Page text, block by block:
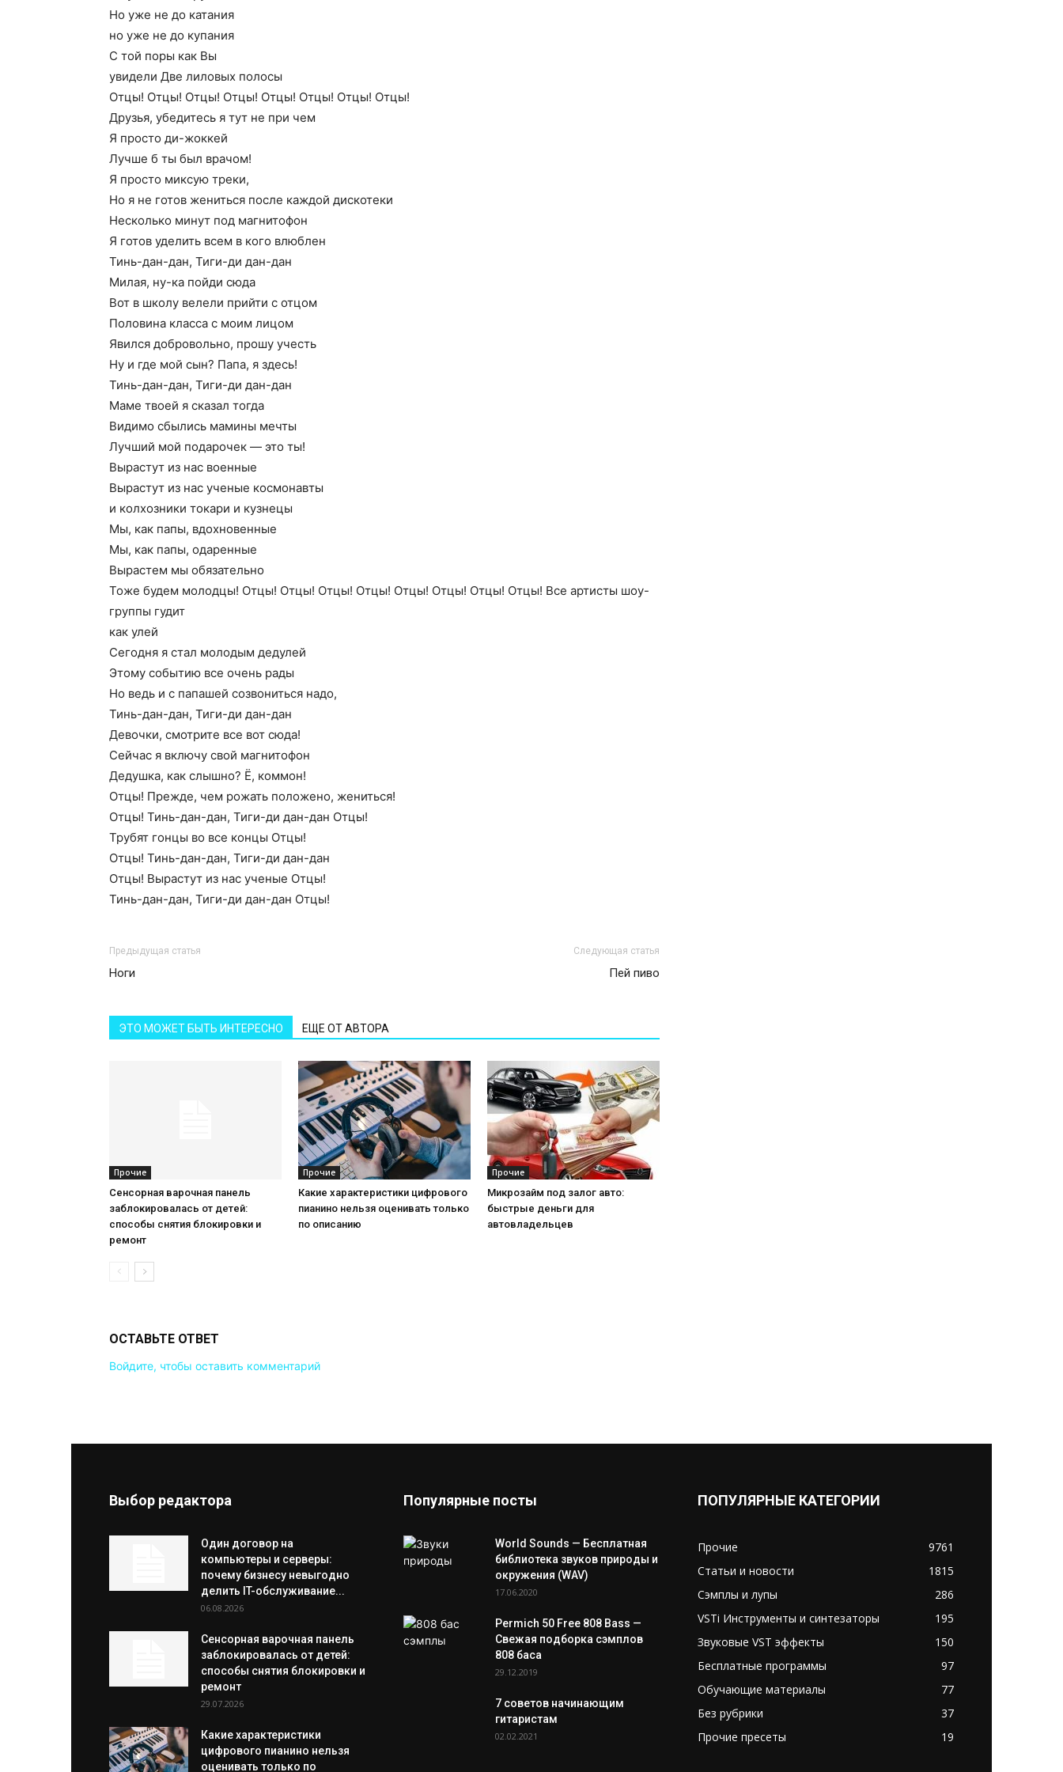
Но уже не до катания
но уже не до купания
С той поры как Вы
увидели Две лиловых полосы
Отцы! Отцы! Отцы! Отцы! Отцы! Отцы! Отцы! Отцы!
Друзья, убедитесь я тут не при чем
Я просто ди-жоккей
Лучше б ты был врачом!
Я просто миксую треки,
Но я не готов жениться после каждой дискотеки
Несколько минут под магнитофон
Я готов уделить всем в кого влюблен
Тинь-дан-дан, Тиги-ди дан-дан
Милая, ну-ка пойди сюда
Вот в школу велели прийти с отцом
Половина класса с моим лицом
Явился добровольно, прошу учесть
Ну и где мой сын? Папа, я здесь!
Тинь-дан-дан, Тиги-ди дан-дан
Маме твоей я сказал тогда
Видимо сбылись мамины мечты
Лучший мой подарочек — это ты!
Вырастут из нас военные
Вырастут из нас ученые космонавты
и колхозники токари и кузнецы
Мы, как папы, вдохновенные
Мы, как папы, одаренные
Вырастем мы обязательно
Тоже будем молодцы! Отцы! Отцы! Отцы! Отцы! Отцы! Отцы! Отцы! Отцы! Все артисты шоу-
группы гудит
как улей
Сегодня я стал молодым дедулей
Этому событию все очень рады
Но ведь и с папашей созвониться надо,
Тинь-дан-дан, Тиги-ди дан-дан
Девочки, смотрите все вот сюда!
Сейчас я включу свой магнитофон
Дедушка, как слышно? Ё, коммон!
Отцы! Прежде, чем рожать положено, жениться!
Отцы! Тинь-дан-дан, Тиги-ди дан-дан Отцы!
Трубят гонцы во все концы Отцы!
Отцы! Тинь-дан-дан, Тиги-ди дан-дан
Отцы! Вырастут из нас ученые Отцы!
Тинь-дан-дан, Тиги-ди дан-дан Отцы!
Предыдущая статья
Ноги
Следующая статья
Пей пиво
ЭТО МОЖЕТ БЫТЬ ИНТЕРЕСНО ЕЩЕ ОТ АВТОРА
Прочие
Сенсорная варочная панель
заблокировалась от детей:
способы снятия блокировки и
ремонт
Прочие
Какие характеристики цифрового
пианино нельзя оценивать только
по описанию
Прочие
Микрозайм под залог авто:
быстрые деньги для
автовладельцев
ОСТАВЬТЕ ОТВЕТ
Войдите, чтобы оставить комментарий
Выбор редактора
Один договор на
компьютеры и серверы:
почему бизнесу невыгодно
делить IT-обслуживание...
06.08.2026
Сенсорная варочная панель
заблокировалась от детей:
способы снятия блокировки и
ремонт
29.07.2026
Какие характеристики
цифрового пианино нельзя
оценивать только по
Популярные посты
World Sounds — Бесплатная
библиотека звуков природы и
окружения (WAV)
17.06.2020
Permich 50 Free 808 Bass —
Свежая подборка сэмплов
808 баса
29.12.2019
7 советов начинающим
гитаристам
02.02.2021
ПОПУЛЯРНЫЕ КАТЕГОРИИ
Прочие
9761
Статьи и новости
1815
Сэмплы и лупы
286
VSTi Инструменты и синтезаторы
195
Звуковые VST эффекты
150
Бесплатные программы
97
Обучающие материалы
77
Без рубрики
37
Прочие пресеты
19